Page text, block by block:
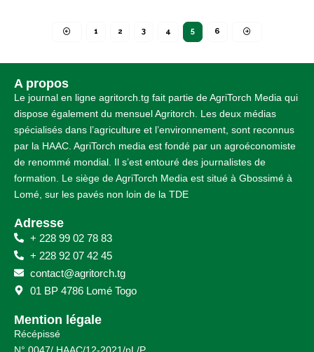
1 2 3 4 5 6
A propos
Le journal en ligne agritorch.tg fait partie de AgriTorch Media qui
dispose également du mensuel Agritorch. Les deux médias
spécialisés dans l’agriculture et l’environnement, sont reconnus
par la HAAC. AgriTorch media est fondé par un agroéconomiste
de renommé mondial. Il s’est entouré des journalistes de
formation. Le siège de AgriTorch Media est situé à Gbossimé à
Lomé, sur les pavés non loin de la TDE
Adresse
+ 228 99 02 78 83
+ 228 92 07 42 45
contact@agritorch.tg
01 BP 4786 Lomé Togo
Mention légale
Récépissé
N° 0047/ HAAC/12-2021/pL/P